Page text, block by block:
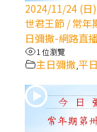
2024/11/24 (日
世君王節 / 常年
日彌撒-網路直播
1 位瀏覽
主日彌撒 ,平